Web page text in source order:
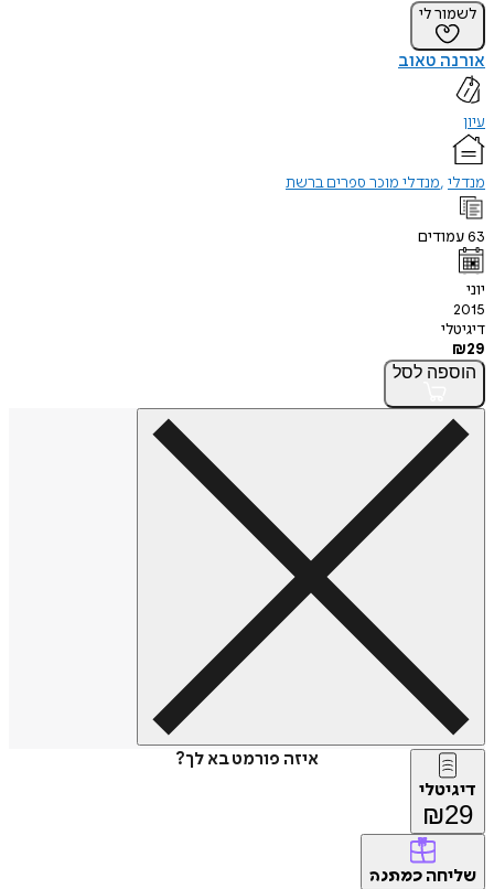
לשמור לי
אורנה טאוב
עיון
מנדלי מנדלי מוכר ספרים ברשת
63עמודים
יוני
2015
דיגיטלי
₪29
הוספה לסל
איזה פורמט בא לך?
דיגיטלי
₪29
שליחה כמתנה